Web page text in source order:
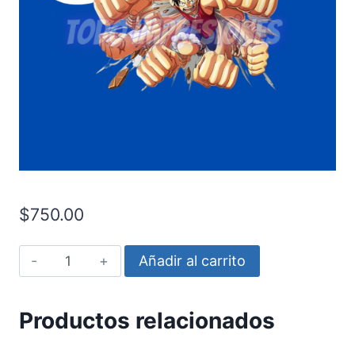
$750.00
Luffy
pi?
cantidad
Añadir al carrito
Productos relacionados